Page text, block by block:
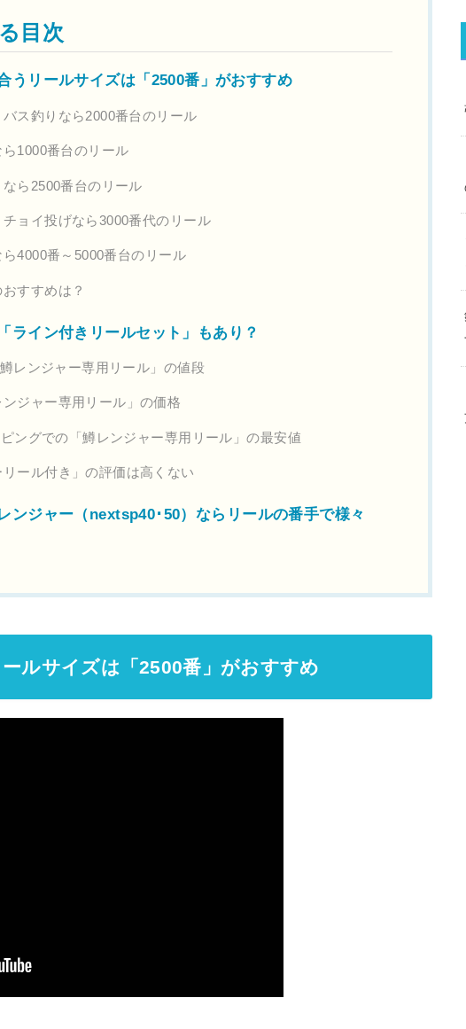
目次
うリールサイズは「2500番」がおすすめ
ス釣りなら2000番台のリール
1000番台のリール
ら2500番台のリール
ョイ投げなら3000番代のリール
4000番～5000番台のリール
すすめは？
ライン付きリールセット」もあり？
レンジャー専用リール」の値段
ジャー専用リール」の価格
ングでの「鱒レンジャー専用リール」の最安値
リール付き」の評価は高くない
ンジャー（nextsp40･50）ならリールの番手で様々
ルサイズは「2500番」がおすすめ